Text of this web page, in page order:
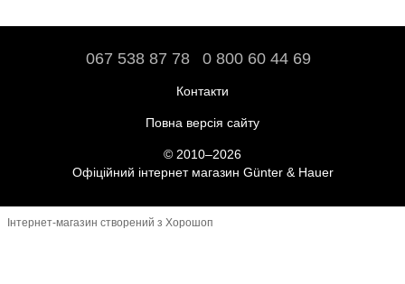
067 538 87 78 0 800 60 44 69
Контакти
Повна версія сайту
© 2010–2026
Офіційний інтернет магазин Günter & Hauer
Інтернет-магазин створений з Хорошоп